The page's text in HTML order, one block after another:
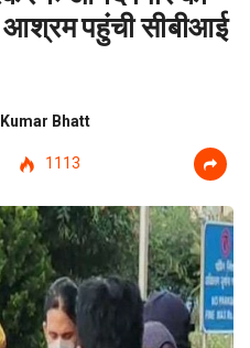
आश्रम पहुंची सीबीआई
Bhatt
1113